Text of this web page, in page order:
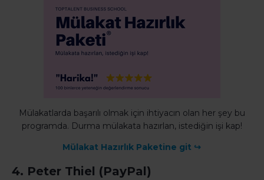
Mülakatlarda başarılı olmak için ihtiyacın olan her şey bu
programda. Durma mülakata hazırlan, istediğin işi kap!
Mülakat Hazırlık Paketine git ↪
4. Peter Thiel (PayPal)